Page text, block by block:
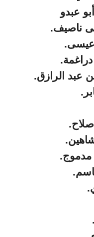
عبدو
ناصيف.
عبد الرازق.
مدموج.